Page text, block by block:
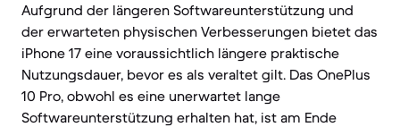
Aufgrund der längeren Softwareunterstützung und
der erwarteten physischen Verbesserungen bietet das
iPhone 17 eine voraussichtlich längere praktische
Nutzungsdauer, bevor es als veraltet gilt. Das OnePlus
10 Pro, obwohl es eine unerwartet lange
Softwareunterstützung erhalten hat, ist am Ende